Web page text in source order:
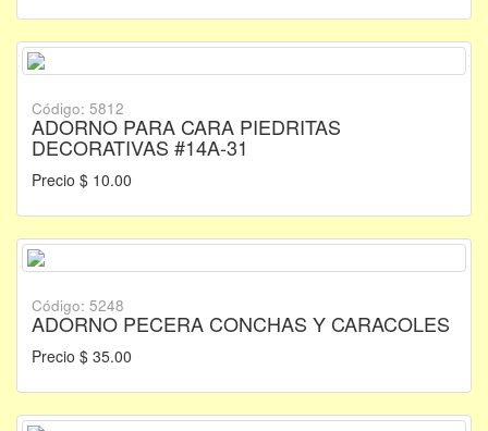
Código: 5812
ADORNO PARA CARA PIEDRITAS
DECORATIVAS #14A-31
Precio $ 10.00
Código: 5248
ADORNO PECERA CONCHAS Y CARACOLES
Precio $ 35.00